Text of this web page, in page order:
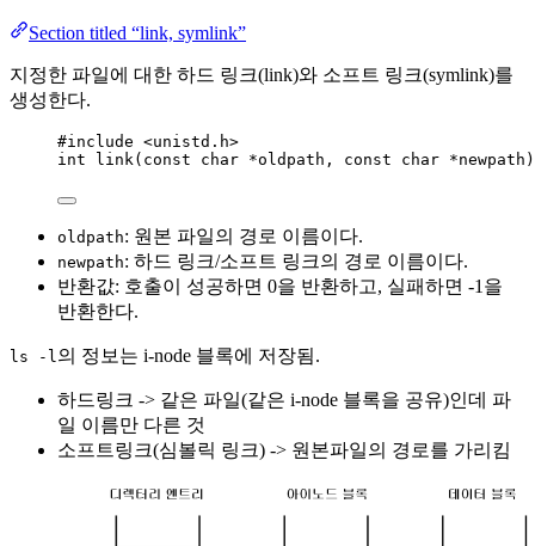
Section titled “link, symlink”
지정한 파일에 대한 하드 링크(link)와 소프트 링크(symlink)를
생성한다.
#include <unistd.h>
int
link ( const char *oldpath , const char *newpath
oldpath: 원본 파일의 경로 이름이다.
newpath: 하드 링크/소프트 링크의 경로 이름이다.
반환값: 호출이 성공하면 0을 반환하고, 실패하면 -1을
반환한다.
ls -l 의 정보는 i-node 블록에 저장됨.
하드링크 -> 같은 파일(같은 i-node 블록을 공유)인데 파
일 이름만 다른 것
소프트링크(심볼릭 링크) -> 원본파일의 경로를 가리킴